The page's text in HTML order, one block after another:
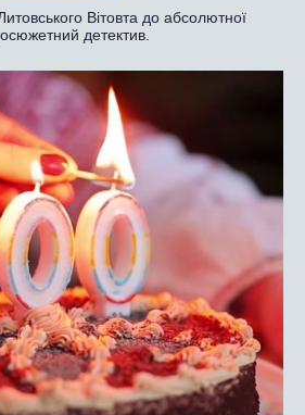
Вітовта до абсолютної
детектив.